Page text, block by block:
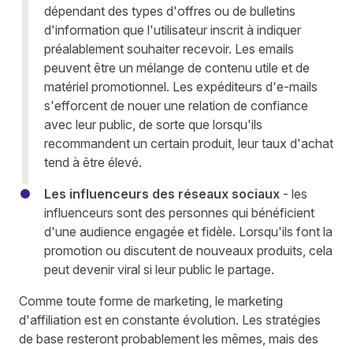
dépendant des types d'offres ou de bulletins
d'information que l'utilisateur inscrit à indiquer
préalablement souhaiter recevoir. Les emails
peuvent être un mélange de contenu utile et de
matériel promotionnel. Les expéditeurs d'e-mails
s'efforcent de nouer une relation de confiance
avec leur public, de sorte que lorsqu'ils
recommandent un certain produit, leur taux d'achat
tend à être élevé.
Les influenceurs des réseaux sociaux - les
influenceurs sont des personnes qui bénéficient
d'une audience engagée et fidèle. Lorsqu'ils font la
promotion ou discutent de nouveaux produits, cela
peut devenir viral si leur public le partage.
Comme toute forme de marketing, le marketing
d'affiliation est en constante évolution. Les stratégies
de base resteront probablement les mêmes, mais des